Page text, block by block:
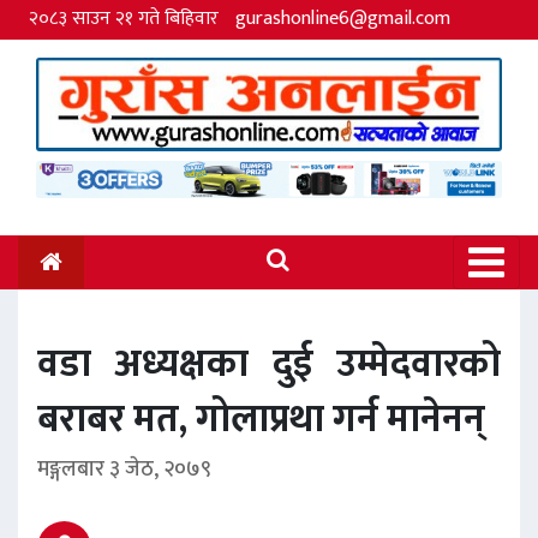
२०८३ साउन २१ गते बिहिवार gurashonline6@gmail.com
वडा अध्यक्षका दुई उम्मेदवारको
बराबर मत, गोलाप्रथा गर्न मानेनन्
मङ्गलबार ३ जेठ, २०७९